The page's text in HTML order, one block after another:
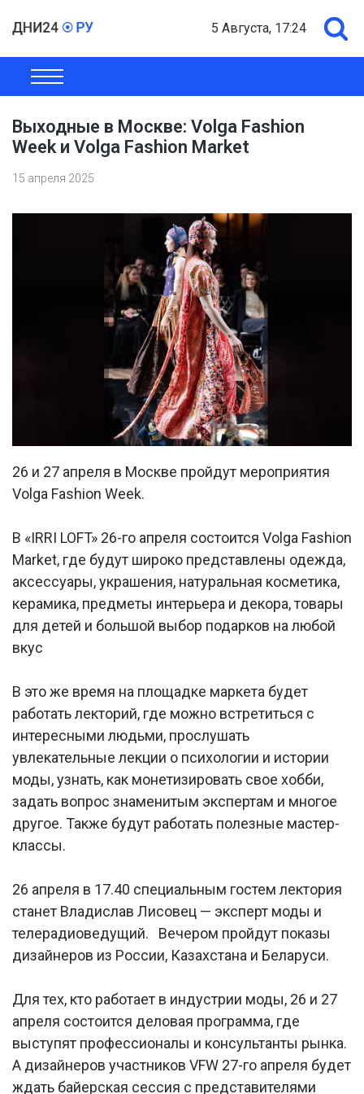
5 Августа, 17:24
ОБЩЕСТВО
Выходные в Москве: Volga Fashion
Week и Volga Fashion Market
15 апреля 2025
26 и 27 апреля в Москве пройдут мероприятия
Volga Fashion Week.
В «IRRI LOFT» 26-го апреля состоится Volga Fashion
Market, где будут широко представлены одежда,
аксессуары, украшения, натуральная косметика,
керамика, предметы интерьера и декора, товары
для детей и большой выбор подарков на любой
вкус
В это же время на площадке маркета будет
работать лекторий, где можно встретиться с
интересными людьми, прослушать
увлекательные лекции о психологии и истории
моды, узнать, как монетизировать свое хобби,
задать вопрос знаменитым экспертам и многое
другое. Также будут работать полезные мастер-
классы.
26 апреля в 17.40 специальным гостем лектория
станет Владислав Лисовец — эксперт моды и
телерадиоведущий. Вечером пройдут показы
дизайнеров из России, Казахстана и Беларуси.
Для тех, кто работает в индустрии моды, 26 и 27
апреля состоится деловая программа, где
выступят профессионалы и консультанты рынка.
А дизайнеров участников VFW 27-го апреля будет
ждать байерская сессия с представителями